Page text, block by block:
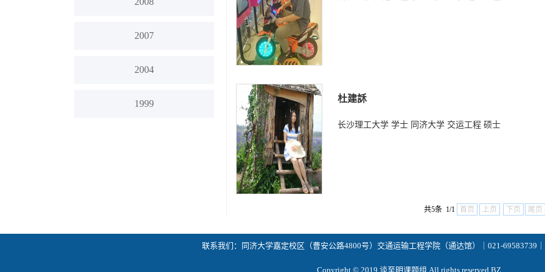
2007
2004
1999 杜建訸
长沙理工大学 学士 同济大学 交运工程 硕士
共5条 1/1 首页 上页 下页 尾页
联系我们：同济大学嘉定校区（曹安公路4800号）交通运输工程学院（通达馆）｜021-69583739
Copyright © 2019.谈至明课题组 All rights reserved.BZ